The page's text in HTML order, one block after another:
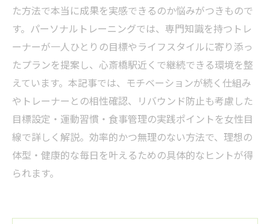
た方法で本当に成果を実感できるのか悩みがつきもので
す。パーソナルトレーニングでは、専門知識を持つトレ
ーナーが一人ひとりの目標やライフスタイルに寄り添っ
たプランを提案し、心斎橋駅近くで継続できる環境を整
えています。本記事では、モチベーションが続く仕組み
やトレーナーとの相性確認、リバウンド防止も考慮した
目標設定・運動習慣・食事管理の実践ポイントを女性目
線で詳しく解説。効率的かつ無理のない方法で、理想の
体型・健康的な毎日を叶えるための具体的なヒントが得
られます。